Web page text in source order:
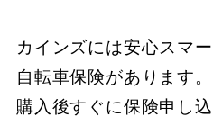
カインズには安心スマ
自転車保険があります。
購入後すぐに保険申し